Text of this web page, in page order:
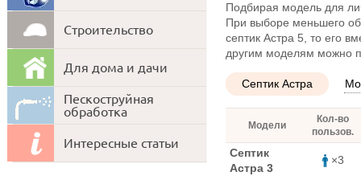
Подбирая модель для
При выборе меньшего
септик Астра 5, то его
другим моделям можно
Септик Астра
Модели
Кол-во
пользов.
Септик
Астра 3
×3
Строительство
Для дома и дачи
Пескоструйная
обработка
Интересные статьи